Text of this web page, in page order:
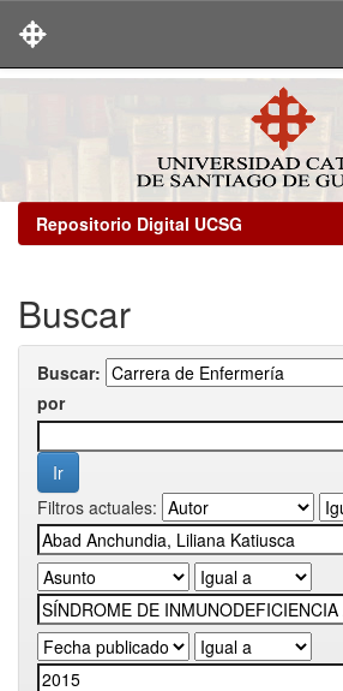
Repositorio Digital UCSG
Buscar
Buscar:
por
Filtros actuales: